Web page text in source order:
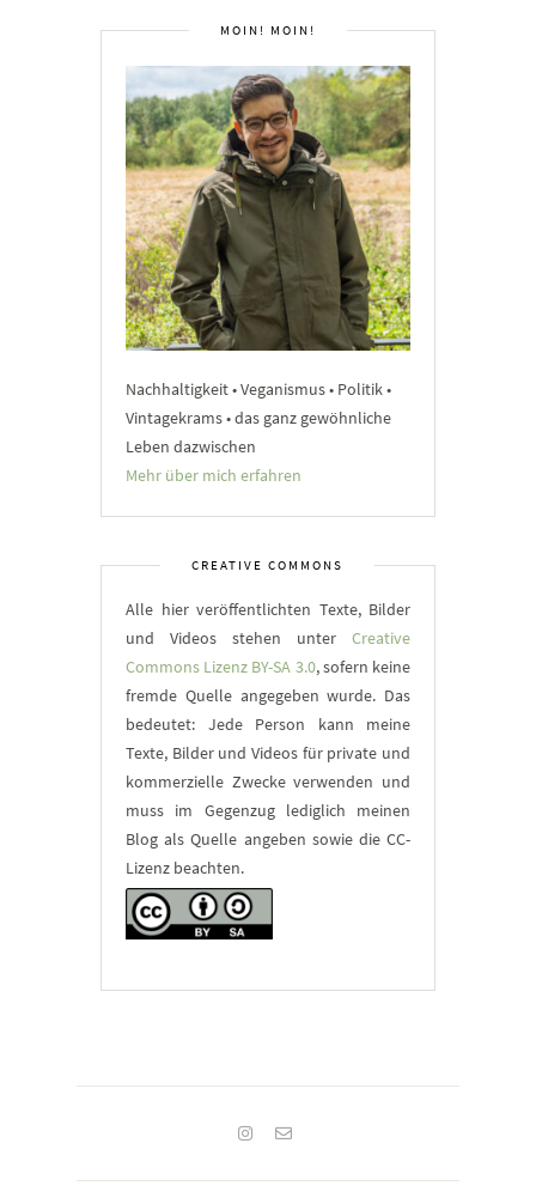
MOIN! MOIN!
Nachhaltigkeit • Veganismus • Politik •
Vintagekrams • das ganz gewöhnliche
Leben dazwischen
Mehr über mich erfahren
CREATIVE COMMONS
Alle hier veröffentlichten Texte, Bilder
und Videos stehen unter Creative
Commons Lizenz BY-SA 3.0, sofern keine
fremde Quelle angegeben wurde. Das
bedeutet: Jede Person kann meine
Texte, Bilder und Videos für private und
kommerzielle Zwecke verwenden und
muss im Gegenzug lediglich meinen
Blog als Quelle angeben sowie die CC-
Lizenz beachten.